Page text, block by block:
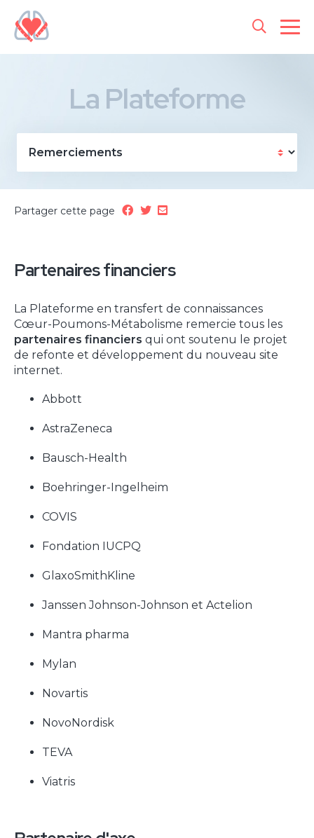
La Plateforme
Partager cette page
Partenaires financiers
La Plateforme en transfert de connaissances
Cœur-Poumons-Métabolisme remercie tous les
partenaires financiers qui ont soutenu le projet
de refonte et développement du nouveau site
internet.
Abbott
AstraZeneca
Bausch-Health
Boehringer-Ingelheim
COVIS
Fondation IUCPQ
GlaxoSmithKline
Janssen Johnson-Johnson et Actelion
Mantra pharma
Mylan
Novartis
NovoNordisk
TEVA
Viatris